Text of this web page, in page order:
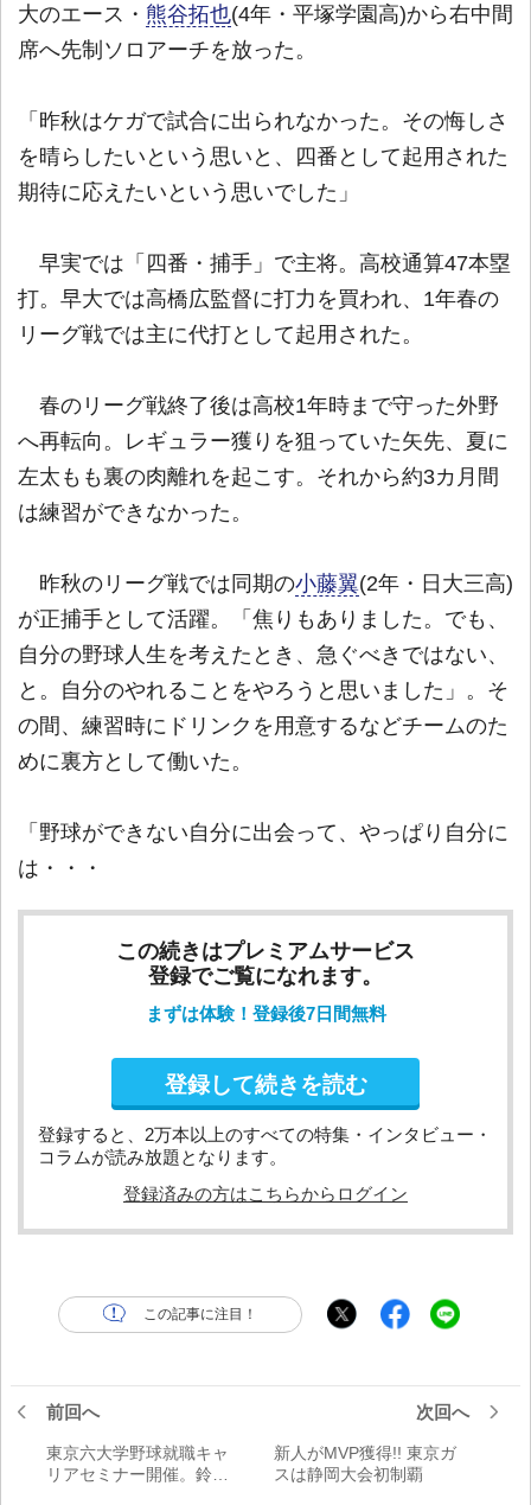
大のエース・ 熊谷拓也(4年・平塚学園高)から右中間
席へ先制ソロアーチを放った。
「昨秋はケガで試合に出られなかった。その悔しさ
を晴らしたいという思いと、四番として起用された
期待に応えたいという思いでした」
早実では「四番・捕手」で主将。高校通算47本塁
打。早大では高橋広監督に打力を買われ、1年春の
リーグ戦では主に代打として起用された。
春のリーグ戦終了後は高校1年時まで守った外野
へ再転向。レギュラー獲りを狙っていた矢先、夏に
左太もも裏の肉離れを起こす。それから約3カ月間
は練習ができなかった。
昨秋のリーグ戦では同期の小藤翼(2年・日大三高)
が正捕手として活躍。「焦りもありました。でも、
自分の野球人生を考えたとき、急ぐべきではない、
と。自分のやれることをやろうと思いました」。そ
の間、練習時にドリンクを用意するなどチームのた
めに裏方として働いた。
「野球ができない自分に出会って、やっぱり自分に
は・・・
この続きはプレミアムサービス
登録でご覧になれます。
まずは体験！登録後7日間無料
登録して続きを読む
登録すると、2万本以上のすべての特集・インタビュー・
コラムが読み放題となります。
登録済みの方はこちらからログイン
この記事に注目！
前回へ
東京六大学野球就職キャ
リアセミナー開催。鈴木
次回へ
新人がMVP獲得!! 東京ガ
スは静岡大会初制覇